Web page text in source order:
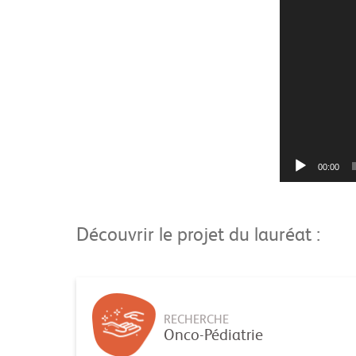
00:00
Découvrir le projet du lauréat :
RECHERCHE
Onco-Pédiatrie